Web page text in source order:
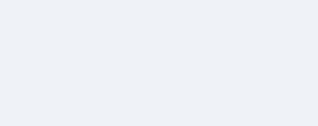
ムームードメイン 2月のおす
FRONTIER スーパーセール